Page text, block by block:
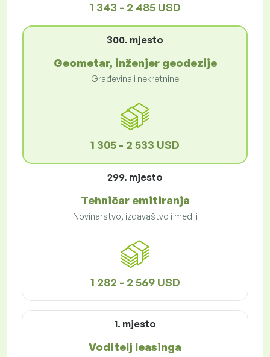
1 343 - 2 485 USD
300. mjesto
Geometar, inženjer geodezije
Građevina i nekretnine
1 305 - 2 533 USD
299. mjesto
Tehničar emitiranja
Novinarstvo, izdavaštvo i mediji
1 282 - 2 569 USD
1. mjesto
Voditelj leasinga